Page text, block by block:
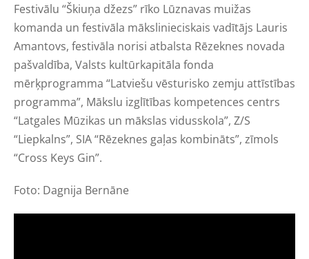
Festivālu “Škiuņa džezs” rīko Lūznavas muižas
komanda un festivāla mākslinieciskais vadītājs Lauris
Amantovs, festivāla norisi atbalsta Rēzeknes novada
pašvaldība, Valsts kultūrkapitāla fonda
mērķprogramma “Latviešu vēsturisko zemju attīstības
programma”, Mākslu izglītības kompetences centrs
“Latgales Mūzikas un mākslas vidusskola”, Z/S
“Liepkalns”, SIA “Rēzeknes gaļas kombināts”, zīmols
“Cross Keys Gin”.
Foto: Dagnija Bernāne